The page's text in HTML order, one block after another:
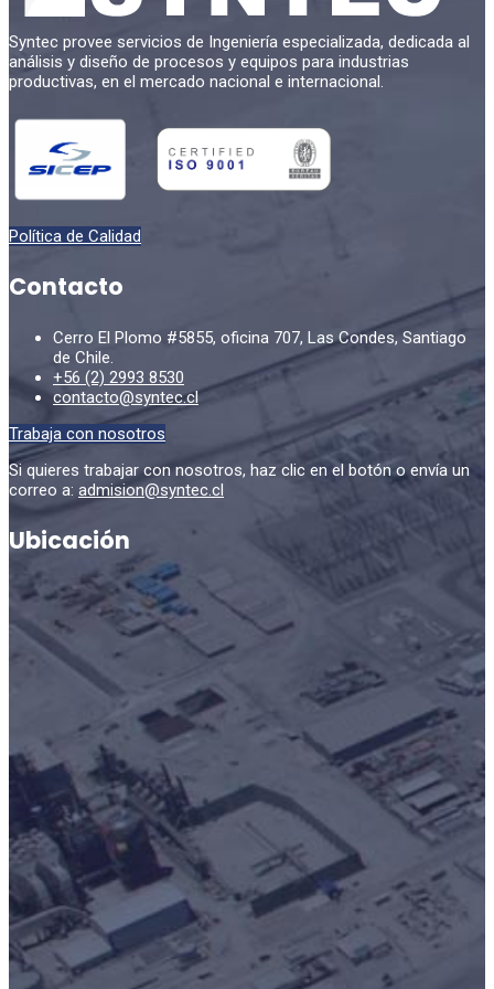
Syntec provee servicios de Ingeniería especializada, dedicada al
análisis y diseño de procesos y equipos para industrias
productivas, en el mercado nacional e internacional.
Política de Calidad
Contacto
Cerro El Plomo #5855, oficina 707, Las Condes, Santiago
de Chile.
+56 (2) 2993 8530
contacto@syntec.cl
Trabaja con nosotros
Si quieres trabajar con nosotros, haz clic en el botón o envía un
correo a: admision@syntec.cl
Ubicación